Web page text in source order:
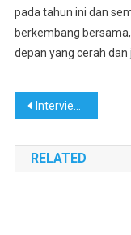
pada tahun ini dan
berkembang
depan yang cerah
Navigasi
pos
Interview Lokal Korea November 2024
RELATED